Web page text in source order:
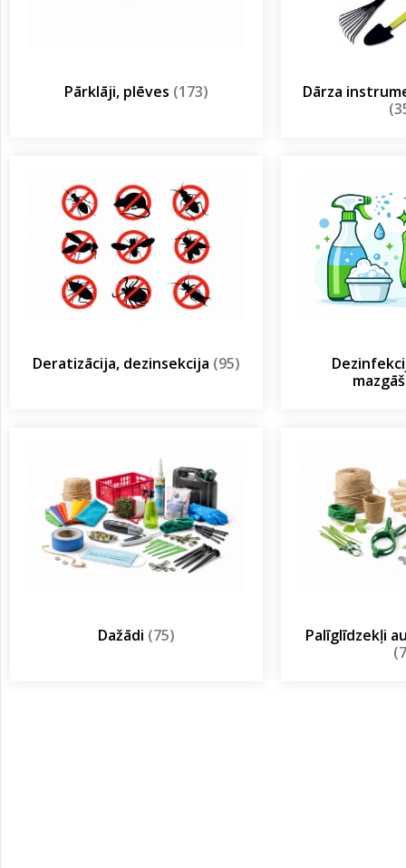
Pārklāji, plēves (173)
Dārza
Deratizācija, dezinsekcija (95)
Dažādi (75)
Palīglīdzekļi